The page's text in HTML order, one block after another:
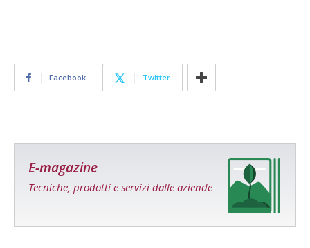
Facebook Twitter
E-magazine
Tecniche, prodotti e servizi dalle aziende